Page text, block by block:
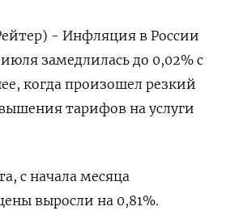
- Инфляция в России
июля замедлилась до 0,02% с
когда произошел резкий
тарифов на услуги
с начала месяца
выросли на 0,81%.